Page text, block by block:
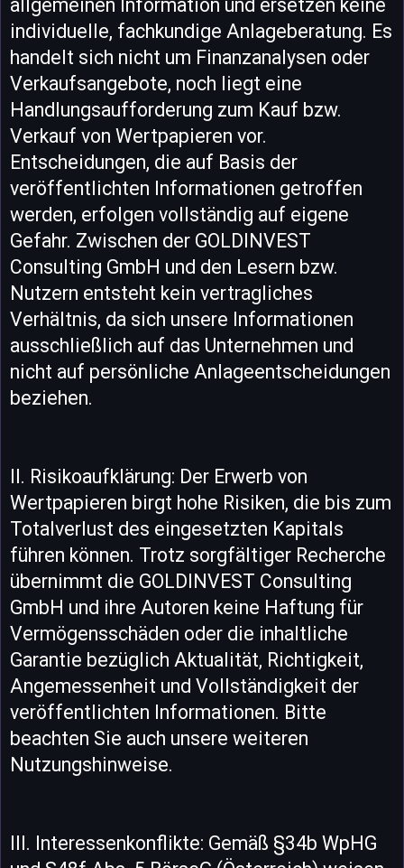
allgemeinen Information und ersetzen keine
individuelle, fachkundige Anlageberatung. Es
handelt sich nicht um Finanzanalysen oder
Verkaufsangebote, noch liegt eine
Handlungsaufforderung zum Kauf bzw.
Verkauf von Wertpapieren vor.
Entscheidungen, die auf Basis der
veröffentlichten Informationen getroffen
werden, erfolgen vollständig auf eigene
Gefahr. Zwischen der GOLDINVEST
Consulting GmbH und den Lesern bzw.
Nutzern entsteht kein vertragliches
Verhältnis, da sich unsere Informationen
ausschließlich auf das Unternehmen und
nicht auf persönliche Anlageentscheidungen
beziehen.
II. Risikoaufklärung: Der Erwerb von
Wertpapieren birgt hohe Risiken, die bis zum
Totalverlust des eingesetzten Kapitals
führen können. Trotz sorgfältiger Recherche
übernimmt die GOLDINVEST Consulting
GmbH und ihre Autoren keine Haftung für
Vermögensschäden oder die inhaltliche
Garantie bezüglich Aktualität, Richtigkeit,
Angemessenheit und Vollständigkeit der
veröffentlichten Informationen. Bitte
beachten Sie auch unsere weiteren
Nutzungshinweise.
III. Interessenkonflikte: Gemäß §34b WpHG